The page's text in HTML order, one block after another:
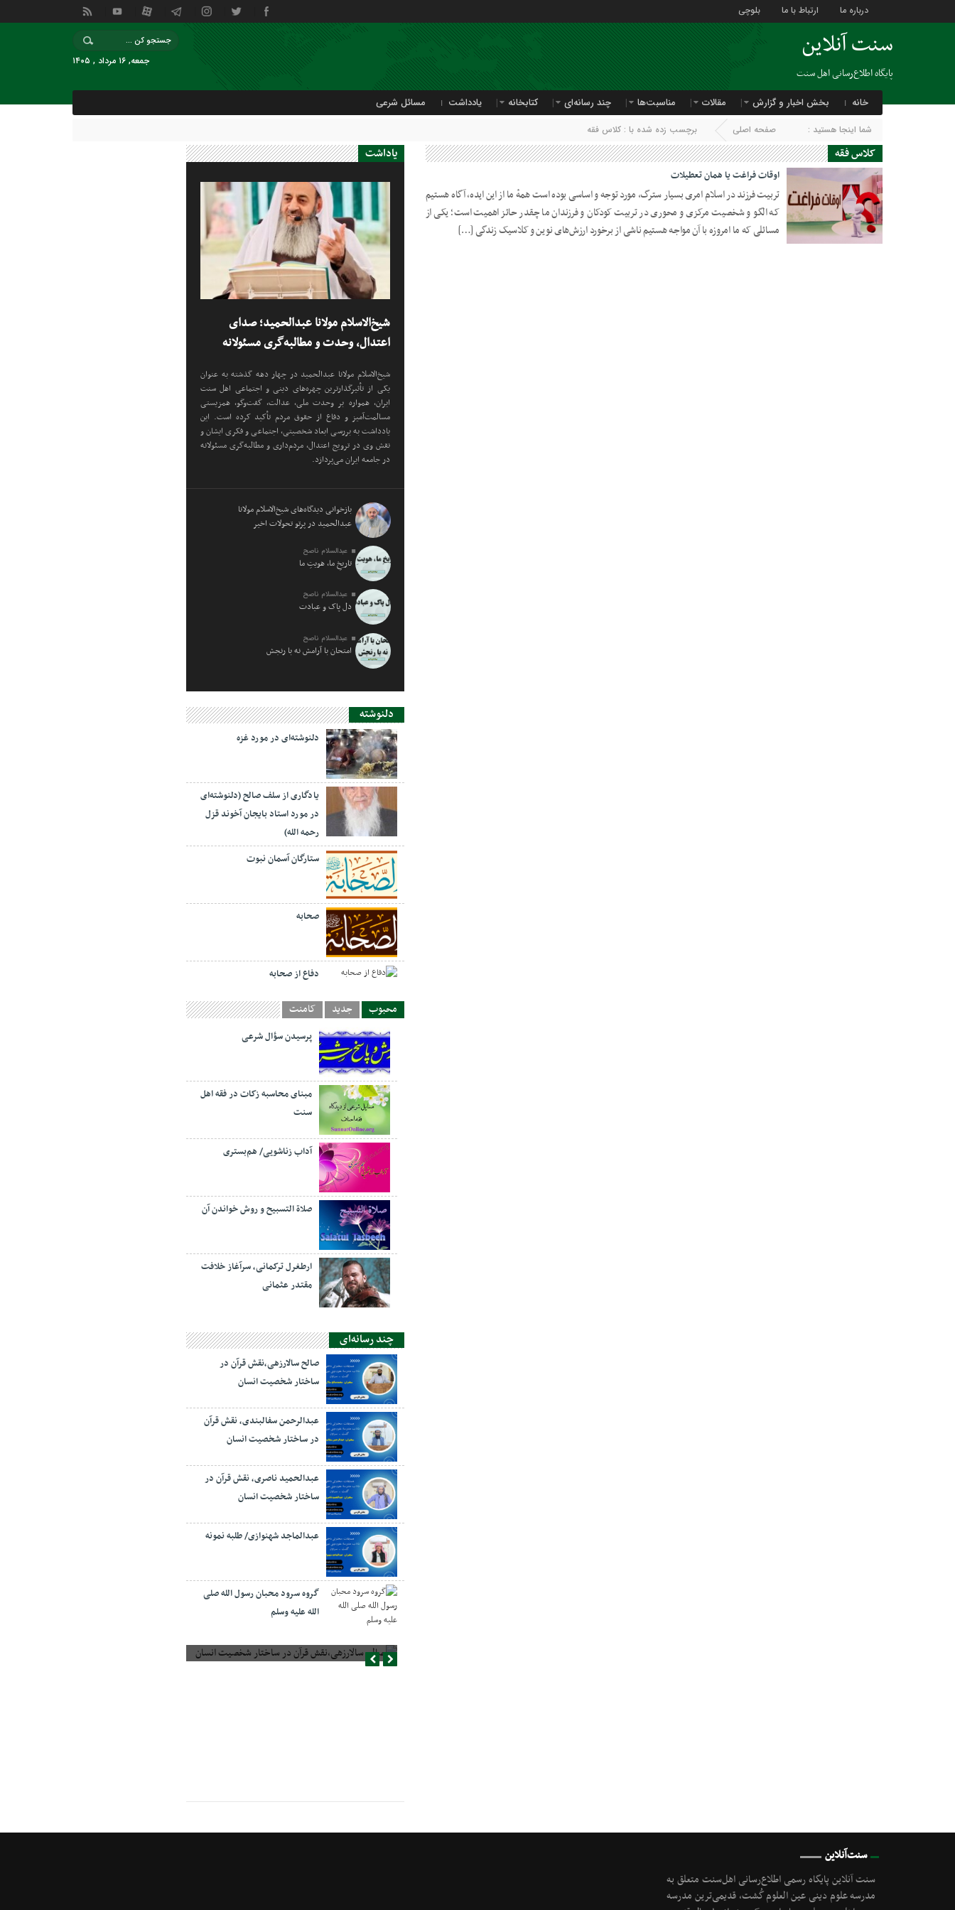
درباره ما ارتباط با ما بلوچی
سنت آنلاین
پایگاه اطلاع‌رسانی اهل سنت
جمعه, ۱۶ مرداد , ۱۴۰۵
خانه بخش اخبار و گزارش مقالات مناسبت‌ها چند رسانه‌ای کتابخانه یادداشت مسائل شرعی
شما اینجا هستید : صفحه اصلی برچسب زده شده با : کلاس فقه
کلاس فقه
28 مه 2022
اوقات فراغت یا همان تعطیلات
تربیت فرزند در اسلام امری بسیار سترگ، مورد توجه و اساسی بوده است همهٔ ما از این ایده، آگاه هستیم
که الگو و شخصیت مرکزی و محوری در تربیت کودکان و فرزندان ما چقدر حائز اهمیت است؛ یکی از
مسائلی که ما امروزه با آن مواجه هستیم ناشی از برخورد ارزش‌های نوین و کلاسیک زندگی […]
یاداشت
شیخ‌الاسلام مولانا عبدالحمید؛ صدای
اعتدال، وحدت و مطالبه‌گری مسئولانه
شیخ‌الاسلام مولانا عبدالحمید در چهار دهه گذشته به عنوان
یکی از تأثیرگذارترین چهره‌های دینی و اجتماعی اهل سنت
ایران، همواره بر وحدت ملی، عدالت، گفت‌وگو، همزیستی
مسالمت‌آمیز و دفاع از حقوق مردم تأکید کرده است. این
یادداشت به بررسی ابعاد شخصیتی، اجتماعی و فکری ایشان و
نقش وی در ترویج اعتدال، مردم‌داری و مطالبه‌گری مسئولانه
در جامعه ایران می‌پردازد.
بازخوانی دیدگاه‌های شیخ‌الاسلام مولانا
عبدالحمید در پرتو تحولات اخیر
عبدالسلام ناصح
تاریخِ ما، هویتِ ما
عبدالسلام ناصح
دل پاک و عبادت
عبدالسلام ناصح
امتحان با آرامش نه با رنجش
دلنوشته
دلنوشته‌ای در مورد غزه
یادگاری از سلف صالح (دلنوشته‌ای
در مورد استاد بایجان آخوند قزل
رحمه الله)
ستارگان آسمان نبوت
صحابه
دفاع از صحابه
محبوب جدید کامنت
پرسیدن سؤال شرعی
مبنای محاسبه زکات در فقه اهل
سنت
آداب زناشویی/ هم‌بستری
صلاة التسبيح و روش خواندن آن
ارطغرل ترکمانی، سرآغاز خلافت
مقتدر عثمانی
چند رسانه‌ای
صالح سالارزهی،‌نقش قرآن در
ساختار شخصیت انسان
عبدالرحمن سفالبندی، نقش قرآن
در ساختار شخصیت انسان
عبدالحمید ناصری، نقش قرآن در
ساختار شخصیت انسان
عبدالماجد شهنوازی/ طلبه نمونه
گروه سرود محبان رسول الله صلی
الله علیه وسلم
صالح سالارزهی،‌نقش قرآن در ساختار شخصیت انسان
سنت‌آنلاین
سنت آنلاین پایگاه رسمی اطلاع‌رسانی اهل‌سنت متعلق به
مدرسه علوم دینی عین العلوم گُشت, قدیمی‌ترین مدرسه